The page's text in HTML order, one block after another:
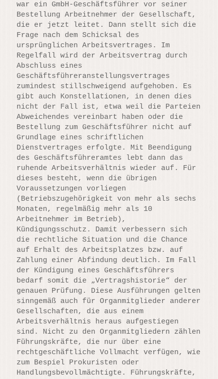
war ein GmbH-Geschäftsführer vor seiner
Bestellung Arbeitnehmer der Gesellschaft,
die er jetzt leitet. Dann stellt sich die
Frage nach dem Schicksal des
ursprünglichen Arbeitsvertrages. Im
Regelfall wird der Arbeitsvertrag durch
Abschluss eines
Geschäftsführeranstellungsvertrages
zumindest stillschweigend aufgehoben. Es
gibt auch Konstellationen, in denen dies
nicht der Fall ist, etwa weil die Parteien
Abweichendes vereinbart haben oder die
Bestellung zum Geschäftsführer nicht auf
Grundlage eines schriftlichen
Dienstvertrages erfolgte. Mit Beendigung
des Geschäftsführeramtes lebt dann das
ruhende Arbeitsverhältnis wieder auf. Für
dieses besteht, wenn die übrigen
Voraussetzungen vorliegen
(Betriebszugehörigkeit von mehr als sechs
Monaten, regelmäßig mehr als 10
Arbeitnehmer im Betrieb),
Kündigungsschutz. Damit verbessern sich
die rechtliche Situation und die Chance
auf Erhalt des Arbeitsplatzes bzw. auf
Zahlung einer Abfindung deutlich. Im Fall
der Kündigung eines Geschäftsführers
bedarf somit die „Vertragshistorie“ der
genauen Prüfung. Diese Ausführungen gelten
sinngemäß auch für Organmitglieder anderer
Gesellschaften, die aus einem
Arbeitsverhältnis heraus aufgestiegen
sind. Nicht zu den Organmitgliedern zählen
Führungskräfte, die nur über eine
rechtgeschäftliche Vollmacht verfügen, wie
zum Bespiel Prokuristen oder
Handlungsbevollmächtigte. Führungskräfte,